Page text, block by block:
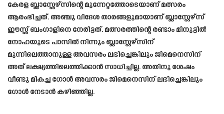
കേരള ബ്ലാസ്റ്റേഴ്സിന്റെ മുന്നേറ്റത്തോടെയാണ് മത്സരം
ആരംഭിച്ചത്. അഞ്ചു വിദേശ താരങ്ങളുമായാണ് ബ്ലാസ്റ്റേഴ്‌സ്
ഈസ്റ്റ് ബംഗാളിനെ നേരിട്ടത്. മത്സരത്തിന്റെ രണ്ടാം മിനുട്ടിൽ
നോഹയുടെ പാസിൽ നിന്നും ബ്ലാസ്റ്റേഴ്സിന്
മുന്നിലെത്താനുള്ള അവസരം ലഭിച്ചെങ്കിലും ജിമെനെസിന്
അത് ലക്ഷ്യത്തിലെത്തിക്കാൻ സാധിച്ചില്ല. അതിനു ശേഷം
വീണ്ടു മികച്ച ഗോൾ അവസരം ജിമെനെസിന് ലഭിച്ചെങ്കിലും
ഗോൾ നേടാൻ കഴിഞ്ഞില്ല.